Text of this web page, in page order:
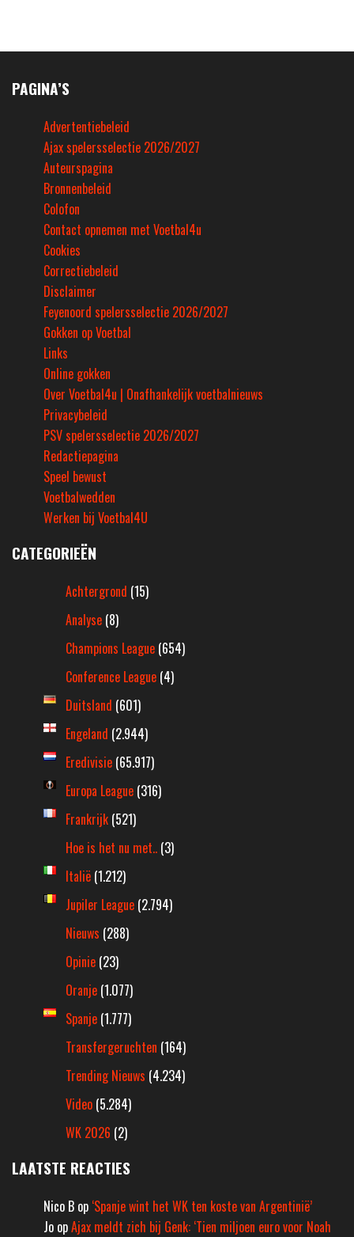
PAGINA’S
Advertentiebeleid
Ajax spelersselectie 2026/2027
Auteurspagina
Bronnenbeleid
Colofon
Contact opnemen met Voetbal4u
Cookies
Correctiebeleid
Disclaimer
Feyenoord spelersselectie 2026/2027
Gokken op Voetbal
Links
Online gokken
Over Voetbal4u | Onafhankelijk voetbalnieuws
Privacybeleid
PSV spelersselectie 2026/2027
Redactiepagina
Speel bewust
Voetbalwedden
Werken bij Voetbal4U
CATEGORIEËN
Achtergrond (15)
Analyse (8)
Champions League (654)
Conference League (4)
Duitsland (601)
Engeland (2.944)
Eredivisie (65.917)
Europa League (316)
Frankrijk (521)
Hoe is het nu met.. (3)
Italië (1.212)
Jupiler League (2.794)
Nieuws (288)
Opinie (23)
Oranje (1.077)
Spanje (1.777)
Transfergeruchten (164)
Trending Nieuws (4.234)
Video (5.284)
WK 2026 (2)
LAATSTE REACTIES
Nico B op ‘Spanje wint het WK ten koste van Argentinië’
Jo opAjax meldt zich bij Genk: ‘Tien miljoen euro voor Noah